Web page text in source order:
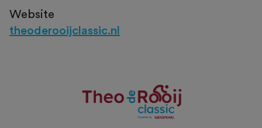
Website
theoderooijclassic.nl